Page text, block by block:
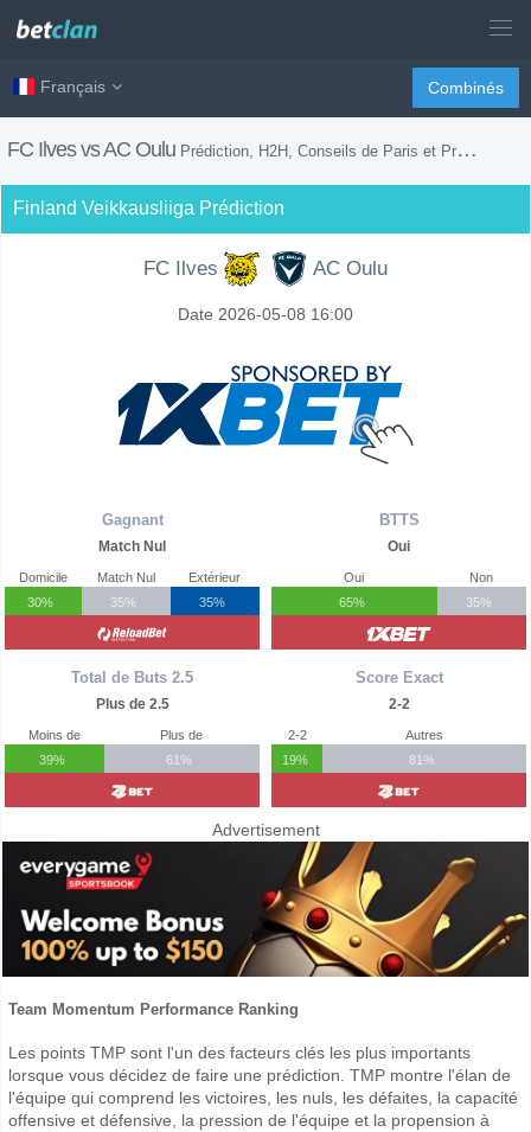
Français Combinés
FC Ilves vs AC Oulu Prédiction, H2H, Conseils de Paris et Prévision du Match
Finland Veikkausliiga Prédiction
FC Ilves AC Oulu
Date 2026-05-08 16:00
Gagnant
Match Nul
Domicile
30%
Match Nul
35%
Extérieur
35%
Total de Buts 2.5
Plus de 2.5
Moins de
39%
Plus de
61%
BTTS
Oui
Oui
65%
Non
35%
Score Exact
2-2
2-2
19%
Autres
81%
Advertisement
Team Momentum Performance Ranking
Les points TMP sont l'un des facteurs clés les plus importants
lorsque vous décidez de faire une prédiction. TMP montre l'élan de
l'équipe qui comprend les victoires, les nuls, les défaites, la capacité
offensive et défensive, la pression de l'équipe et la propension à